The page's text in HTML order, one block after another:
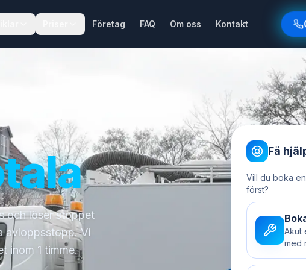
Företag FAQ Om oss Kontakt
och löser stoppet
avloppsstopp. Vi
inom 1 timme.
Få
Vill du boka
först?
Akut
med